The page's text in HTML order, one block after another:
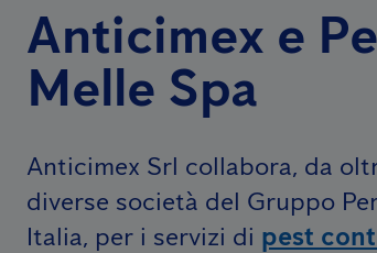
Anticimex e
Melle Spa
Anticimex Srl collabora, da
diverse società del Gruppo
Italia, per i servizi di pest